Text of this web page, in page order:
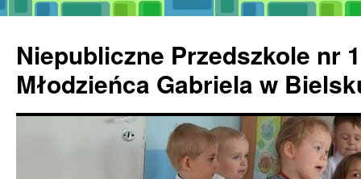
treści
Niepubliczne Przedszkole nr
Młodzieńca Gabriela w